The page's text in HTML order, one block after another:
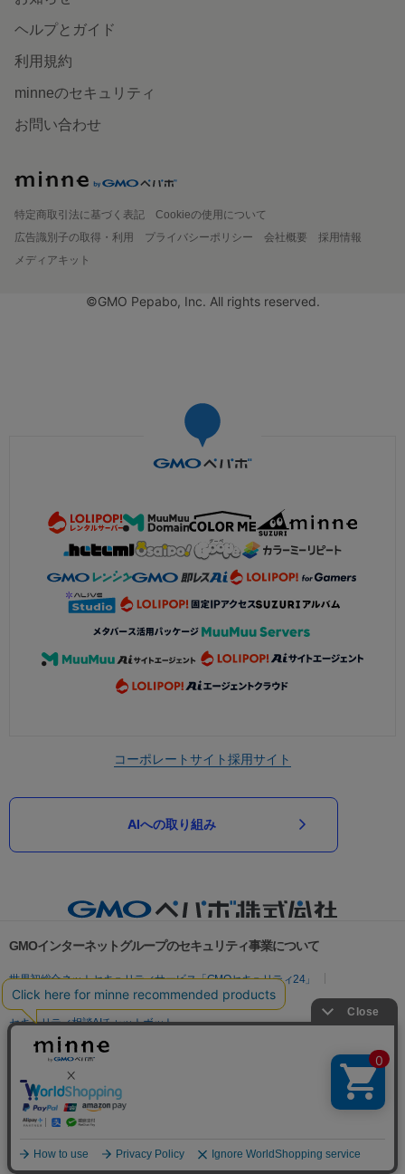
ヘルプとガイド
利用規約
minneのセキュリティ
お問い合わせ
特定商取引法に基づく表記
Cookieの使用について
広告識別子の取得・利用
プライバシーポリシー 会社概要
採用情報
メディアキット
©GMO Pepabo, Inc. All rights reserved.
コーポレートサイト採用サイト
AIへの取り組み
GMOインターネットグループのセキュリティ事業について
世界初総合ネットセキュリティサービス「GMOセキュリティ24」
パスワード漏洩診断
Webサイトリスク診断
セキュリティ相談AIチャットボット
実在証明・盗聴対策
サイバー攻撃対策（GMO Flatt Security）
セキュリティ事業の軌跡